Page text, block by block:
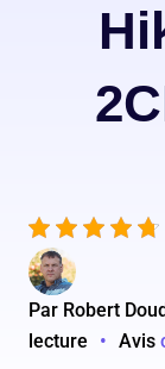
Par Robert
lecture
• Avis